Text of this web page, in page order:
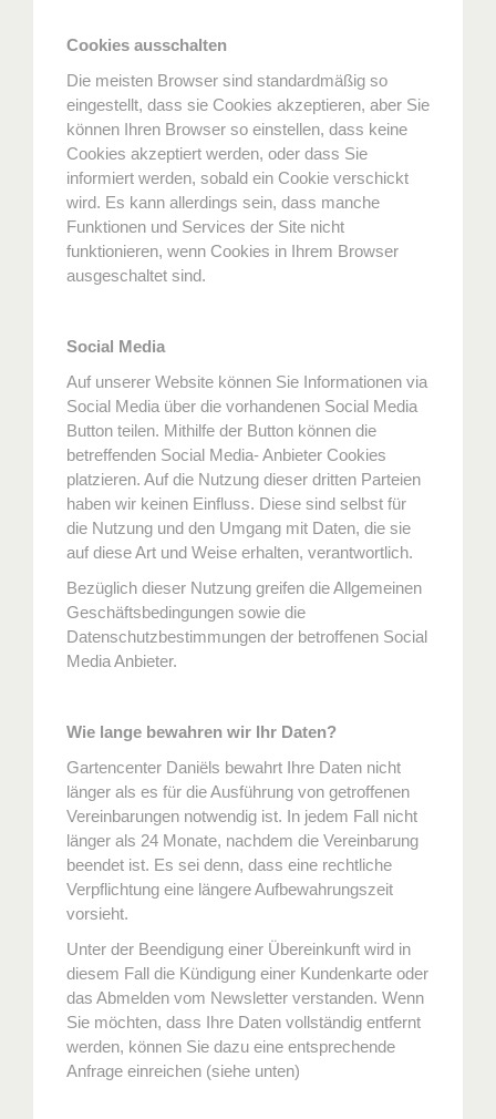
Cookies ausschalten
Die meisten Browser sind standardmäßig so
eingestellt, dass sie Cookies akzeptieren, aber Sie
können Ihren Browser so einstellen, dass keine
Cookies akzeptiert werden, oder dass Sie
informiert werden, sobald ein Cookie verschickt
wird. Es kann allerdings sein, dass manche
Funktionen und Services der Site nicht
funktionieren, wenn Cookies in Ihrem Browser
ausgeschaltet sind.
Social Media
Auf unserer Website können Sie Informationen via
Social Media über die vorhandenen Social Media
Button teilen. Mithilfe der Button können die
betreffenden Social Media- Anbieter Cookies
platzieren. Auf die Nutzung dieser dritten Parteien
haben wir keinen Einfluss. Diese sind selbst für
die Nutzung und den Umgang mit Daten, die sie
auf diese Art und Weise erhalten, verantwortlich.
Bezüglich dieser Nutzung greifen die Allgemeinen
Geschäftsbedingungen sowie die
Datenschutzbestimmungen der betroffenen Social
Media Anbieter.
Wie lange bewahren wir Ihr Daten?
Gartencenter Daniëls bewahrt Ihre Daten nicht
länger als es für die Ausführung von getroffenen
Vereinbarungen notwendig ist. In jedem Fall nicht
länger als 24 Monate, nachdem die Vereinbarung
beendet ist. Es sei denn, dass eine rechtliche
Verpflichtung eine längere Aufbewahrungszeit
vorsieht.
Unter der Beendigung einer Übereinkunft wird in
diesem Fall die Kündigung einer Kundenkarte oder
das Abmelden vom Newsletter verstanden. Wenn
Sie möchten, dass Ihre Daten vollständig entfernt
werden, können Sie dazu eine entsprechende
Anfrage einreichen (siehe unten)